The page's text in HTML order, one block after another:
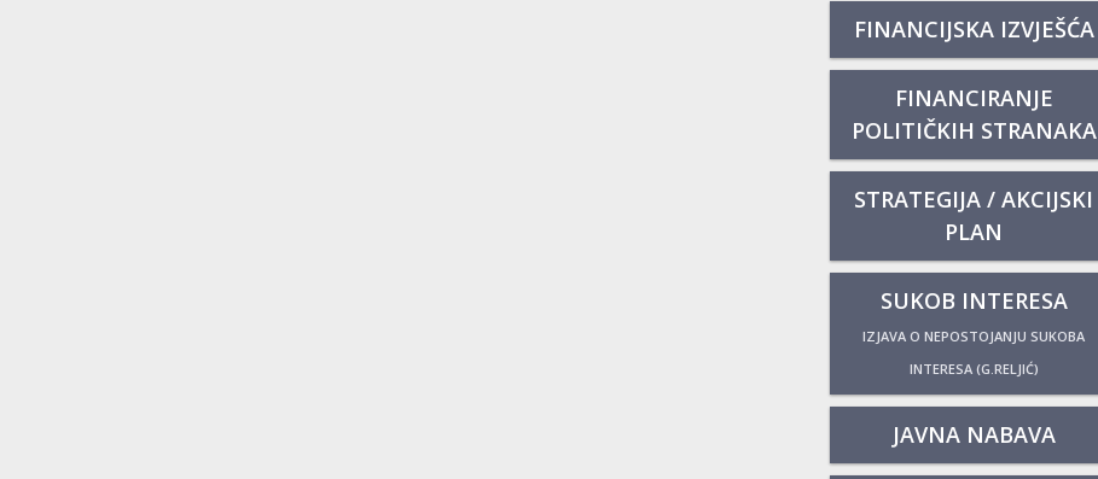
FINANCIJSKA IZVJEŠĆA
FINANCIRANJE
POLITIČKIH STRANAKA
STRATEGIJA / AKCIJSKI
PLAN
SUKOB INTERESA
IZJAVA O NEPOSTOJANJU SUKOBA
INTERESA (G.RELJIĆ)
JAVNA NABAVA